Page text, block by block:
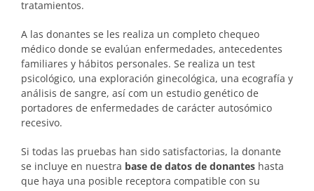
tratamientos.
A las donantes se les realiza un completo chequeo
médico donde se evalúan enfermedades, antecedentes
familiares y hábitos personales. Se realiza un test
psicológico, una exploración ginecológica, una ecografía y
análisis de sangre, así com un estudio genético de
portadores de enfermedades de carácter autosómico
recesivo.
Si todas las pruebas han sido satisfactorias, la donante
se incluye en nuestra base de datos de donantes hasta
que haya una posible receptora compatible con su